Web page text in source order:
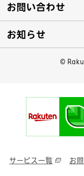
お問い合わせ
お知らせ
©
サービス一覧 お